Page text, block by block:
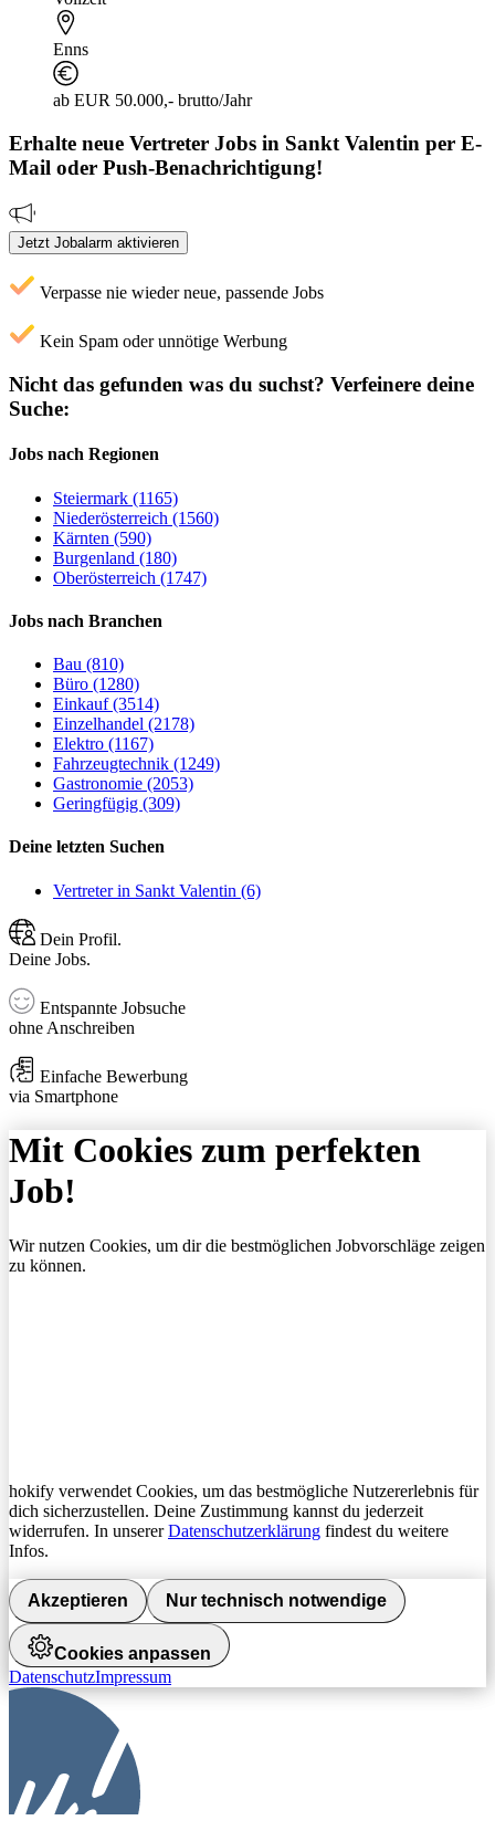
Enns
ab EUR 50.000,- brutto/Jahr
Erhalte neue Vertreter Jobs in Sankt Valentin per E-
Mail oder Push-Benachrichtigung!
Jetzt Jobalarm aktivieren
Verpasse nie wieder neue, passende Jobs
Kein Spam oder unnötige Werbung
Nicht das gefunden was du suchst? Verfeinere deine
Suche:
Jobs nach Regionen
Steiermark (1165)
Niederösterreich (1560)
Kärnten (590)
Burgenland (180)
Oberösterreich (1747)
Jobs nach Branchen
Bau (810)
Büro (1280)
Einkauf (3514)
Einzelhandel (2178)
Elektro (1167)
Fahrzeugtechnik (1249)
Gastronomie (2053)
Geringfügig (309)
Deine letzten Suchen
Vertreter in Sankt Valentin (6)
Dein Profil.
Deine Jobs.
Entspannte Jobsuche
ohne Anschreiben
Einfache Bewerbung
via Smartphone
Mit Cookies zum perfekten
Job!
Wir nutzen Cookies, um dir die bestmöglichen Jobvorschläge zeigen
zu können.
hokify verwendet Cookies, um das bestmögliche Nutzererlebnis für
dich sicherzustellen. Deine Zustimmung kannst du jederzeit
widerrufen. In unsererDatenschutzerklärung findest du weitere
Infos.
Akzeptieren Nur technisch notwendige
Cookies anpassen
DatenschutzImpressum